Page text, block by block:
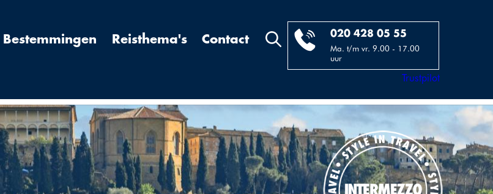
020 428 05 55
Ma. t/m vr. 9.00 - 17.00
uur
Bestemmingen Reisthema's Contact
Trustpilot